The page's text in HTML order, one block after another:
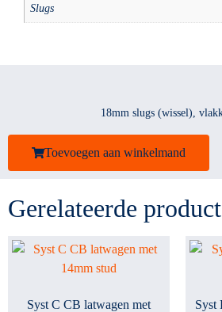
Slugs
18mm slugs (wissel),
Toevoegen aan winkelmand
Gerelateerde
Syst C CB latwagen met
Syst